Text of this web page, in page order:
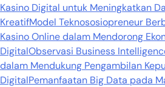
Kasino Digital untuk Meningkatkan
KreatifModel Teknososiopreneur
Kasino Online dalam Mendorong
DigitalObservasi Business
dalam Mendukung Pengambilan
DigitalPemanfaatan Big Data pada